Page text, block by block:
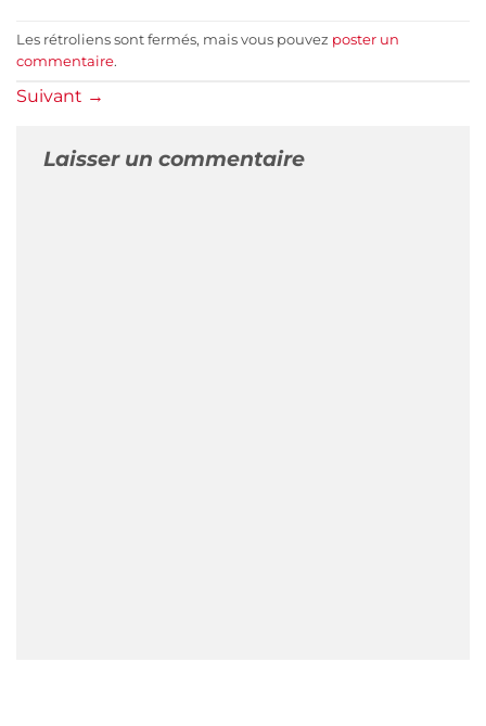
Les rétroliens sont fermés, mais vous pouvez poster un
commentaire.
Suivant →
Laisser un commentaire